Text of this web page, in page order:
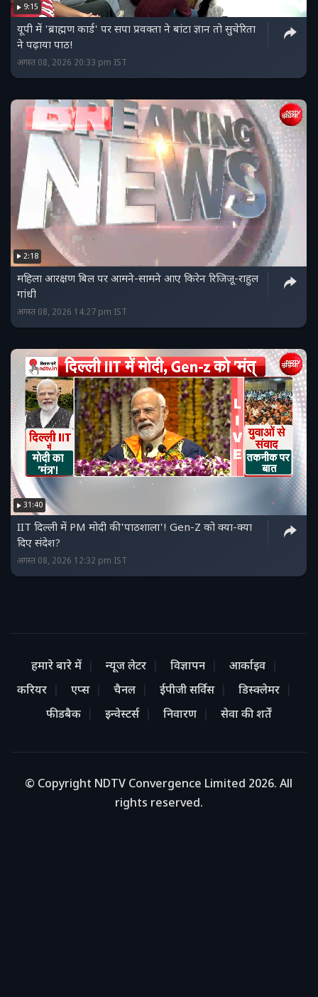
9:15
यूपी में 'ब्राह्मण कार्ड' पर सपा प्रवक्ता ने बांटा ज्ञान तो सुचेरिता
ने पढ़ाया पाठ!
अगस्त 08, 2026 20:33 pm IST
2:18
महिला आरक्षण बिल पर आमने-सामने आए किरेन रिजिजू-राहुल
गांधी
अगस्त 08, 2026 14:27 pm IST
31:40
IIT दिल्ली में PM मोदी की 'पाठशाला'! Gen-Z को क्या-क्या
दिए संदेश?
अगस्त 08, 2026 12:32 pm IST
हमारे बारे में न्यूज लेटर विज्ञापन
आर्काइव
करियर
एप्स चैनल ईपीजी सर्विस
डिस्क्लेमर
फीडबैक
इन्वेस्टर्स निवारण सेवा की शर्तें
© Copyright NDTV Convergence Limited 2026. All
rights reserved.